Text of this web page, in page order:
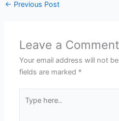
← Previous Post
Leave a Comment
Your email address will not
fields are marked *
here..